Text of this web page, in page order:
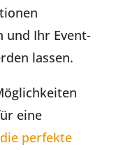
und Ihr Event-
lassen.
eine
perfekte